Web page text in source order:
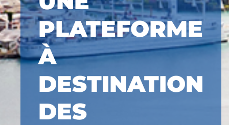
PLATEFORME
À
DESTINATION
DES